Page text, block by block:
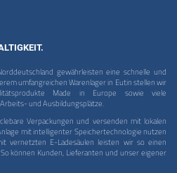
gewährleisten eine schnelle und
umfangreichen Warenlager in Eutin stellen wir
Made in Europe sowie viele
und Ausbildungsplätze.
Verpackungen und versenden mit lokalen
mit intelligenter Speichertechnologie nutzen
vernetzten E-Ladesäulen leisten wir so einen
können Kunden, Lieferanten und unser eigener